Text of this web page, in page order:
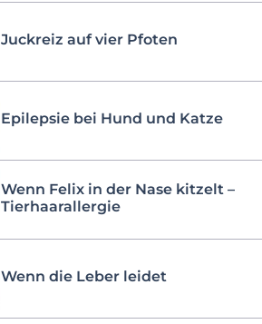
Juckreiz auf vier Pfoten
Epilepsie bei Hund und Katze
Wenn Felix in der Nase kitzelt –
Tierhaarallergie
Wenn die Leber leidet